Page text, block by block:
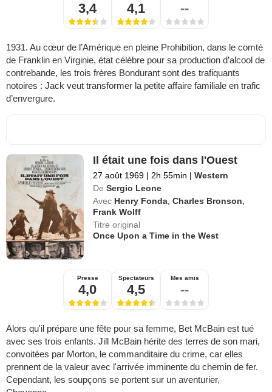
3,4 4,1 --
1931. Au cœur de l’Amérique en pleine Prohibition, dans le comté
de Franklin en Virginie, état célèbre pour sa production d’alcool de
contrebande, les trois frères Bondurant sont des trafiquants
notoires : Jack veut transformer la petite affaire familiale en trafic
d’envergure.
Il était une fois dans l'Ouest
27 août 1969 | 2h 55min | Western
De Sergio Leone
Avec Henry Fonda ,Charles Bronson
Frank Wolff
Titre original
Once Upon a Time in the West
Presse
4,0
Spectateurs
4,5
Mes amis
--
Alors qu'il prépare une fête pour sa femme, Bet McBain est tué
avec ses trois enfants. Jill McBain hérite des terres de son mari,
convoitées par Morton, le commanditaire du crime, car elles
prennent de la valeur avec l'arrivée imminente du chemin de fer.
Cependant, les soupçons se portent sur un aventurier,